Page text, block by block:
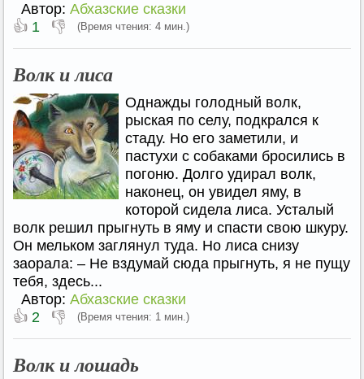
Автор: Абхазские сказки
👍 1 👎 (Время чтения: 4 мин.)
Волк и лиса
Однажды голодный волк,
рыская по селу, подкрался к
стаду. Но его заметили, и
пастухи с собаками бросились в
погоню. Долго удирал волк,
наконец, он увидел яму, в
которой сидела лиса. Усталый
волк решил прыгнуть в яму и спасти свою шкуру.
Он мельком заглянул туда. Но лиса снизу
заорала: – Не вздумай сюда прыгнуть, я не пущу
тебя, здесь...
Автор: Абхазские сказки
👍 2 👎 (Время чтения: 1 мин.)
Волк и лошадь